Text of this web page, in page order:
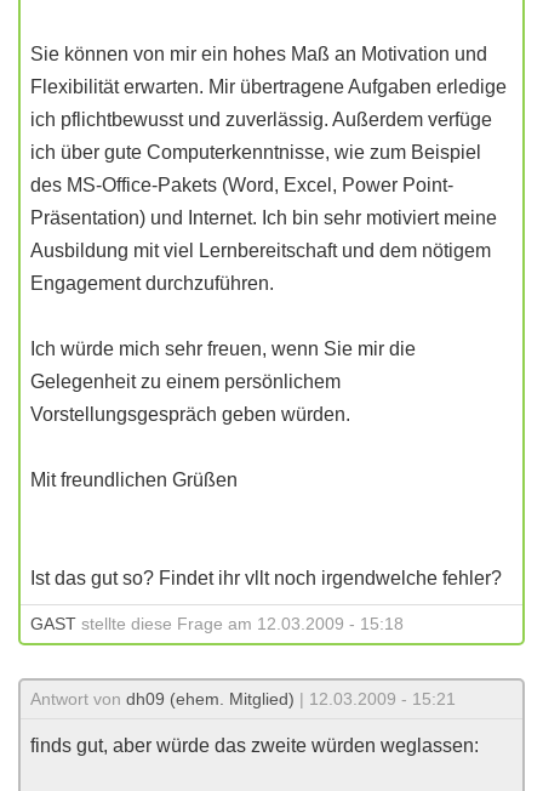
Sie können von mir ein hohes Maß an Motivation und
Flexibilität erwarten. Mir übertragene Aufgaben erledige
ich pflichtbewusst und zuverlässig. Außerdem verfüge
ich über gute Computerkenntnisse, wie zum Beispiel
des MS-Office-Pakets (Word, Excel, Power Point-
Präsentation) und Internet. Ich bin sehr motiviert meine
Ausbildung mit viel Lernbereitschaft und dem nötigem
Engagement durchzuführen.
Ich würde mich sehr freuen, wenn Sie mir die
Gelegenheit zu einem persönlichem
Vorstellungsgespräch geben würden.
Mit freundlichen Grüßen
Ist das gut so? Findet ihr vllt noch irgendwelche fehler?
GAST stellte diese Frage am 12.03.2009 - 15:18
Antwort von dh09 (ehem. Mitglied) | 12.03.2009 - 15:21
finds gut, aber würde das zweite würden weglassen: